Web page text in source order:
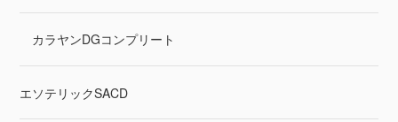
カラヤンDGコンプリート
エソテリックSACD